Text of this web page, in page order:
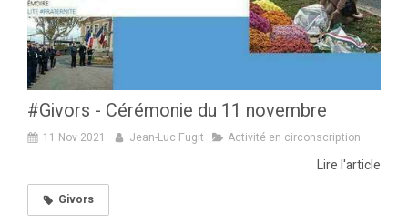
#Givors - Cérémonie du 11 novembre
11 Nov 2021 Jean-Luc Fugit Activité en circonscription
Lire l'article
Givors